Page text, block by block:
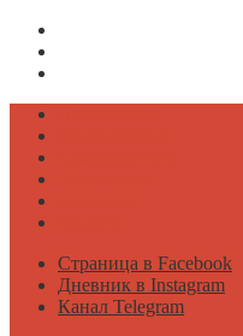
Страница в Facebook
Дневник в Instagram
Канал Telegram